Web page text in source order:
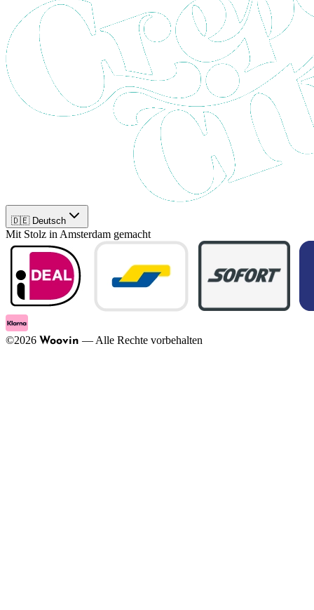
🇩🇪 Deutsch
Mit Stolz in Amsterdam gemacht
©2026 Woovin — Alle Rechte vorbehalten